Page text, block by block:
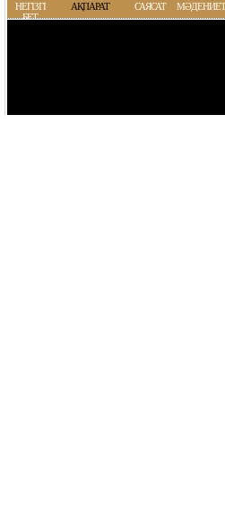
НЕГІЗГІ
БЕТ
АҚПАРАТ САЯСАТ МӘДЕНИЕТ